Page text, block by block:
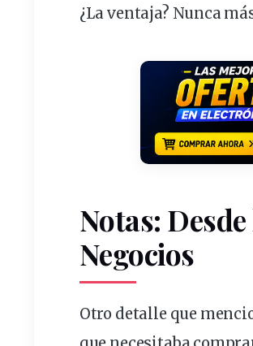
¿La ventaja? Nunca
Notas:
Negocios
Otro detalle que